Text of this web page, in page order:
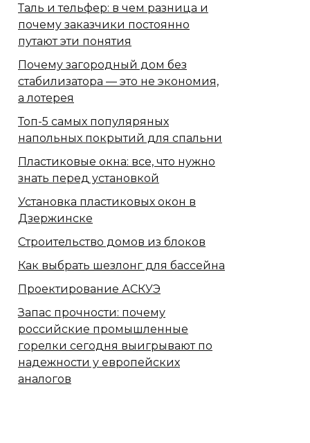
Таль и тельфер: в чем разница и
почему заказчики постоянно
путают эти понятия
Почему загородный дом без
стабилизатора — это не экономия,
а лотерея
Топ-5 самых популяряных
напольных покрытий для спальни
Пластиковые окна: все, что нужно
знать перед установкой
Установка пластиковых окон в
Дзержинске
Строительство домов из блоков
Как выбрать шезлонг для бассейна
Проектирование АСКУЭ
Запас прочности: почему
российские промышленные
горелки сегодня выигрывают по
надежности у европейских
аналогов